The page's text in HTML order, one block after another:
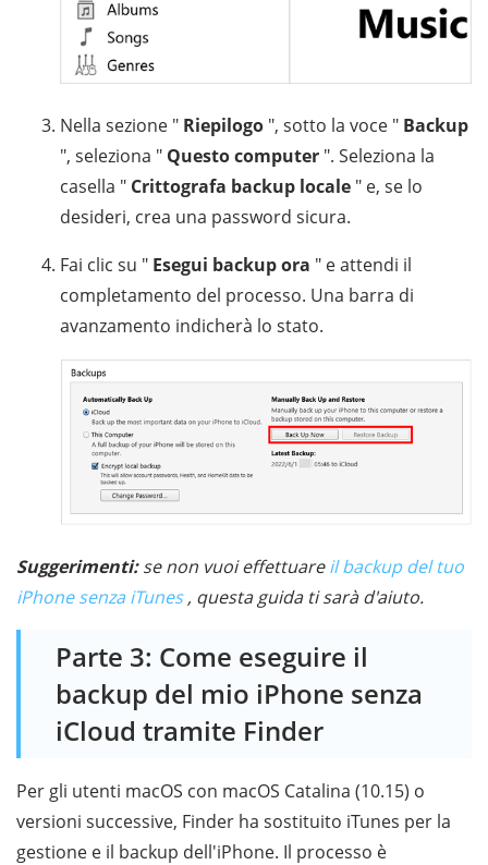
Nella sezione " Riepilogo ", sotto la voce " Backup
", seleziona " Questo computer ". Seleziona la
casella " Crittografa backup locale " e, se lo
desideri, crea una password sicura.
Fai clic su " Esegui backup ora " e attendi il
completamento del processo. Una barra di
avanzamento indicherà lo stato.
Suggerimenti:se non vuoi effettuareil backup del tuo
iPhone senza iTunes, questa guida ti sarà d'aiuto.
Parte 3: Come eseguire il
backup del mio iPhone senza
iCloud tramite Finder
Per gli utenti macOS con macOS Catalina (10.15) o
versioni successive, Finder ha sostituito iTunes per la
gestione e il backup dell'iPhone. Il processo è